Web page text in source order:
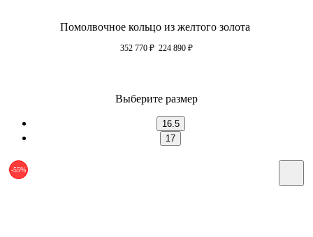
Помолвочное кольцо из желтого золота
352 770 ₽ 224 890 ₽
Выберите размер
16.5
17
-55%